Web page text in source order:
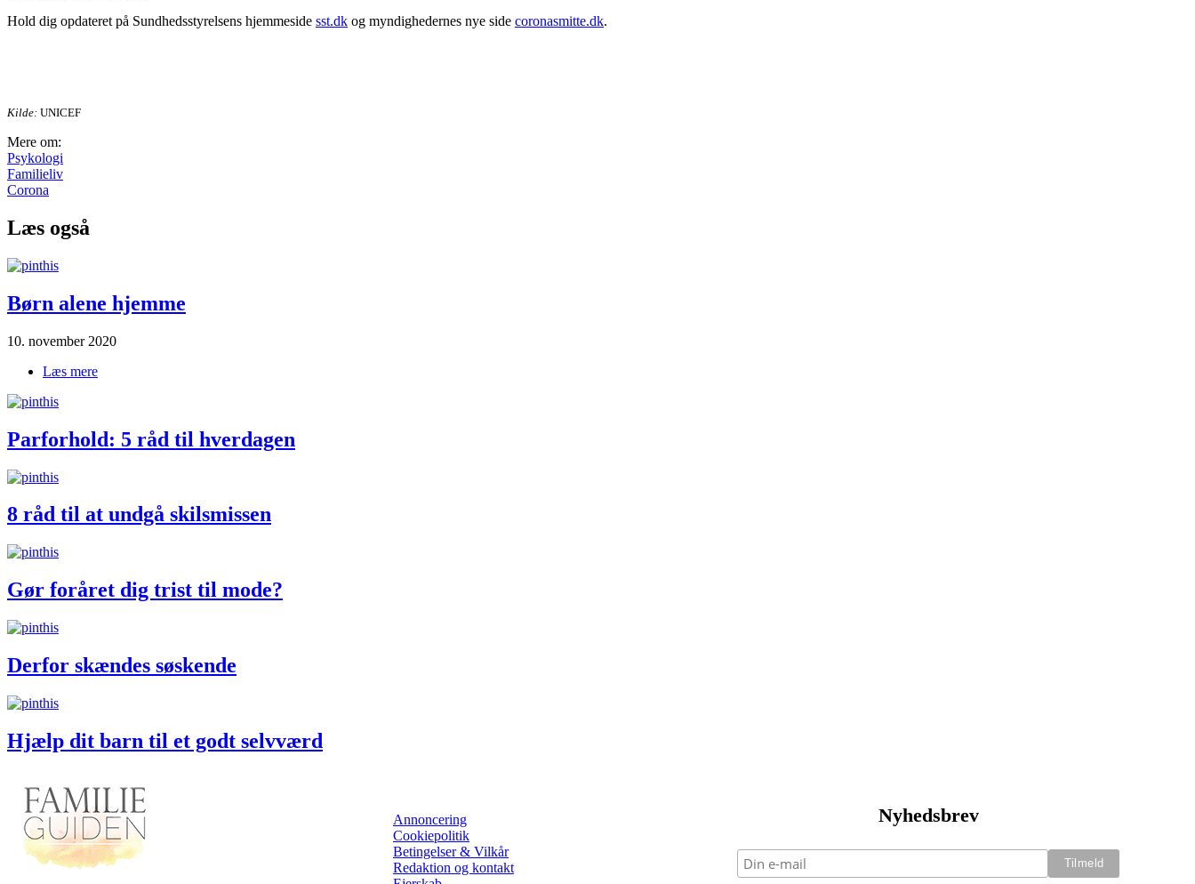
Hold dig opdateret på Sundhedsstyrelsens hjemmeside sst.dk og myndighedernes nye side coronasmitte.dk.
Kilde: UNICEF
Mere om:
Psykologi
Familieliv
Corona
Læs også
Børn alene hjemme
10. november 2020
Læs mere
Parforhold: 5 råd til hverdagen
8 råd til at undgå skilsmissen
Gør foråret dig trist til mode?
Derfor skændes søskende
Hjælp dit barn til et godt selvværd
Annoncering
Cookiepolitik
Betingelser & Vilkår
Redaktion og kontakt
Nyhedsbrev